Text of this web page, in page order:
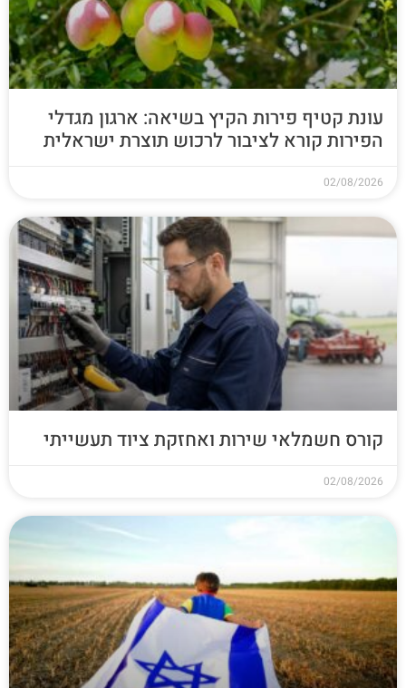
עונת קטיף פירות הקיץ בשיאה: ארגון מגדלי
הפירות קורא לציבור לרכוש תוצרת ישראלית
02/08/2026
קורס חשמלאי שירות ואחזקת ציוד תעשייתי
02/08/2026